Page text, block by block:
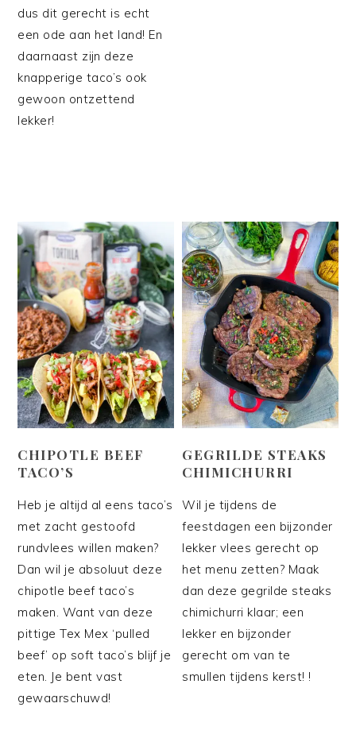
dus dit gerecht is echt
een ode aan het land! En
daarnaast zijn deze
knapperige taco’s ook
gewoon ontzettend
lekker!
CHIPOTLE BEEF
TACO’S
Heb je altijd al eens taco’s
met zacht gestoofd
rundvlees willen maken?
Dan wil je absoluut deze
chipotle beef taco’s
maken. Want van deze
pittige Tex Mex ‘pulled
beef’ op soft taco’s blijf je
eten. Je bent vast
gewaarschuwd!
GEGRILDE STEAKS
CHIMICHURRI
Wil je tijdens de
feestdagen een bijzonder
lekker vlees gerecht op
het menu zetten? Maak
dan deze gegrilde steaks
chimichurri klaar; een
lekker en bijzonder
gerecht om van te
smullen tijdens kerst! !